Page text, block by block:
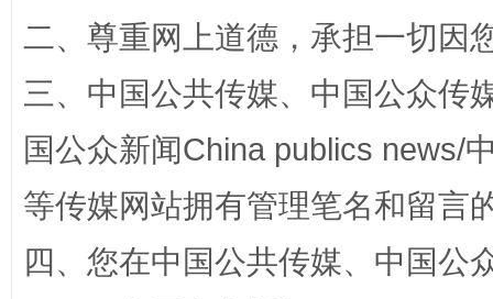
“蜀中异人”王建安的艺术幻境
二、尊重网上道德，承担一切因
三、中国公共传媒、中国公众传
国公众新闻China publics news/
等传媒网站拥有管理笔名和留言
四、您在中国公共传媒、中国公